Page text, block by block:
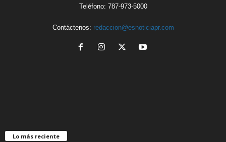
Teléfono: 787-973-5000
Contáctenos: redaccion@esnoticiapr.com
Lo más reciente